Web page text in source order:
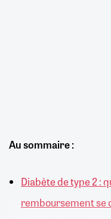
Au sommaire :
Diabète de type 2 :
remboursement se